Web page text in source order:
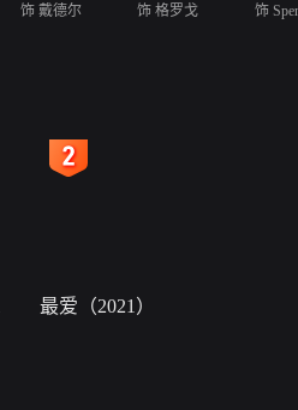
饰 戴德尔 饰 格罗戈 饰
最爱（2021）